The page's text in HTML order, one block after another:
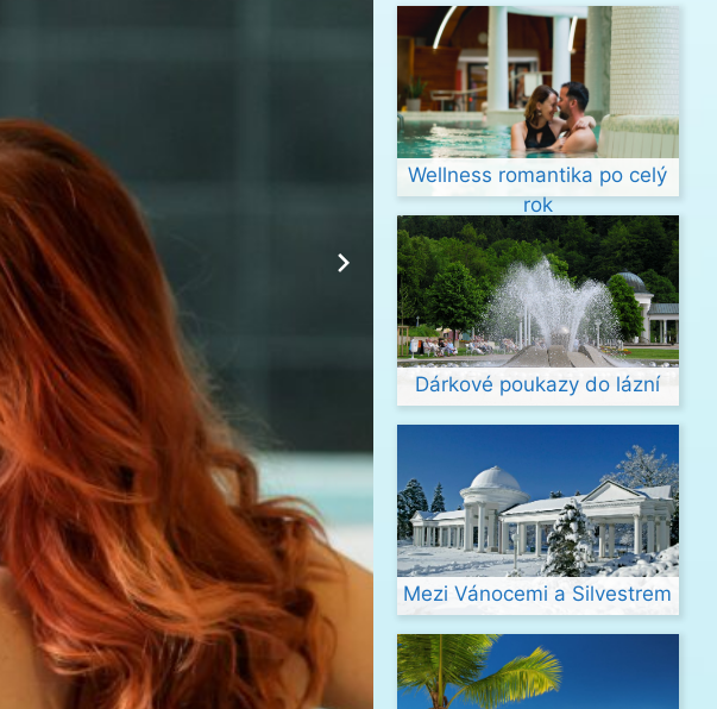
Wellness romantika po celý
rok
Dárkové poukazy do lázní
Mezi Vánocemi a Silvestrem